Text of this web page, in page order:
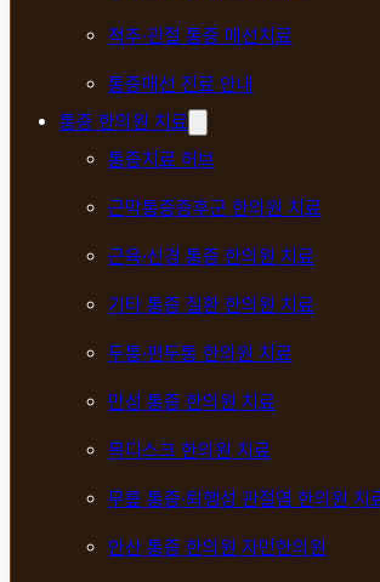
척추·관절 통증 매선치료
통증매선 진료 안내
통증 한의원 치료
통증치료 허브
근막통증증후군 한의원 치료
근육·신경 통증 한의원 치료
기타 통증 질환 한의원 치료
두통·편두통 한의원 치료
만성 통증 한의원 치료
목디스크 한의원 치료
무릎 통증·퇴행성 관절염 한의원 치
안산 통증 한의원 자민한의원